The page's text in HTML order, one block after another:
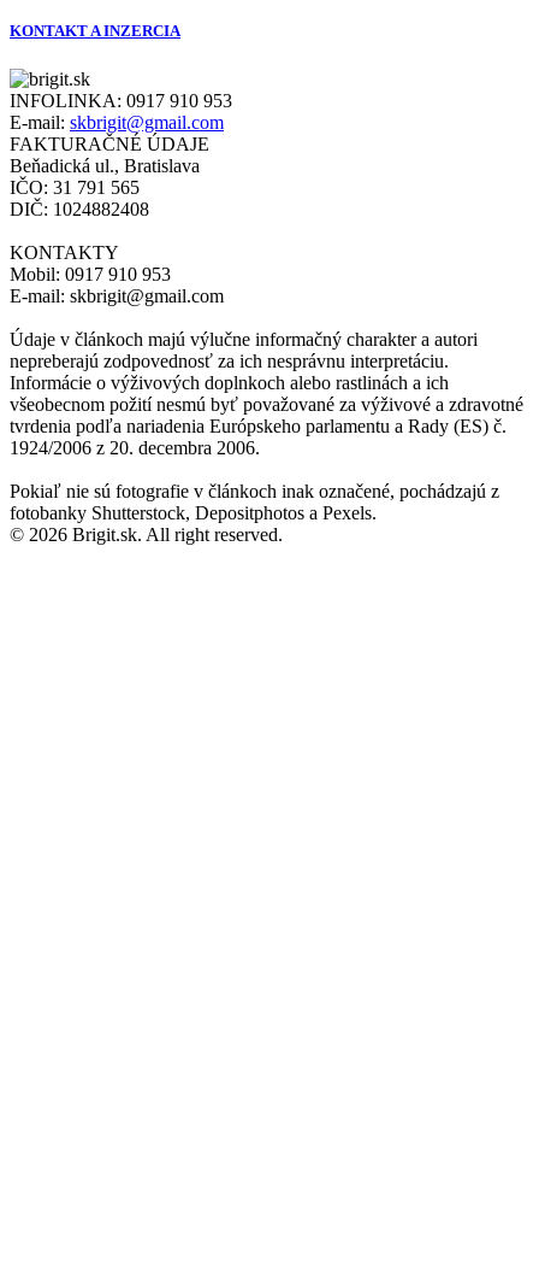
KONTAKT A INZERCIA
INFOLINKA: 0917 910 953
E-mail: skbrigit@gmail.com
FAKTURAČNÉ ÚDAJE
Beňadická ul., Bratislava
IČO: 31 791 565
DIČ: 1024882408
KONTAKTY
Mobil: 0917 910 953
E-mail: skbrigit@gmail.com
Údaje v článkoch majú výlučne informačný charakter a autori
nepreberajú zodpovednosť za ich nesprávnu interpretáciu.
Informácie o výživových doplnkoch alebo rastlinách a ich
všeobecnom požití nesmú byť považované za výživové a zdravotné
tvrdenia podľa nariadenia Európskeho parlamentu a Rady (ES) č.
1924/2006 z 20. decembra 2006.
Pokiaľ nie sú fotografie v článkoch inak označené, pochádzajú z
fotobanky Shutterstock, Depositphotos a Pexels.
© 2026 Brigit.sk. All right reserved.